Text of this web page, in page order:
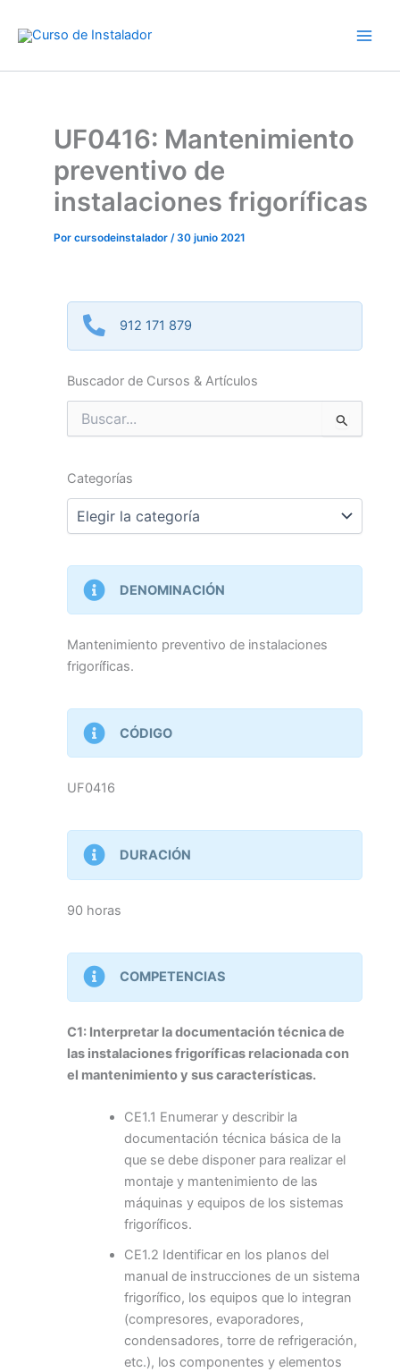
UF0416: Mantenimiento
preventivo de
instalaciones frigoríficas
Por cursodeinstalador /30 junio 2021
912 171 879
Buscador de Cursos & Artículos
Buscar
por:
Categorías
Categorías
DENOMINACIÓN
Mantenimiento preventivo de instalaciones
frigoríficas.
CÓDIGO
UF0416
DURACIÓN
90 horas
COMPETENCIAS
C1: Interpretar la documentación técnica de
las instalaciones frigoríficas relacionada con
el mantenimiento y sus características.
CE1.1 Enumerar y describir la
documentación técnica básica de la
que se debe disponer para realizar el
montaje y mantenimiento de las
máquinas y equipos de los sistemas
frigoríficos.
CE1.2 Identificar en los planos del
manual de instrucciones de un sistema
frigorífico, los equipos que lo integran
(compresores, evaporadores,
condensadores, torre de refrigeración,
etc.), los componentes y elementos